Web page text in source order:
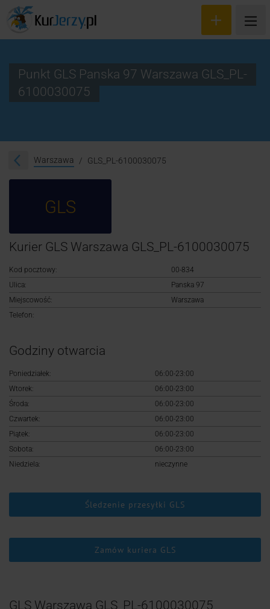
Śledzenie przesyłki
Punkt GLS Panska 97 Warszawa GLS_PL-
6100030075
Warszawa GLS_PL-6100030075
GLS
Kurier GLS Warszawa GLS_PL-6100030075
Kod pocztowy:
00-834
Ulica:
Panska 97
Miejscowość:
Warszawa
Telefon:
Godziny otwarcia
Poniedziałek:
06:00-23:00
Wtorek:
06:00-23:00
Środa:
06:00-23:00
Czwartek:
06:00-23:00
Piątek:
06:00-23:00
Sobota:
06:00-23:00
Niedziela:
nieczynne
Śledzenie przesyłki GLS
Zamów kuriera GLS
GLS Warszawa GLS_PL-6100030075